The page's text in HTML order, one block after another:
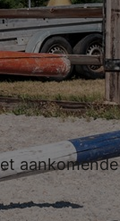
aankomende